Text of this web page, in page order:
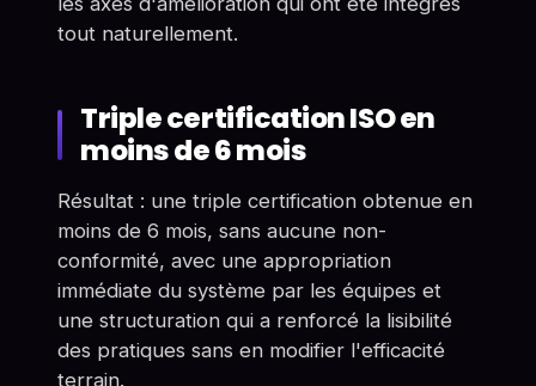
tout naturellement.
Triple certification ISO en
moins de 6 mois
Résultat : une triple certification obtenue en
moins de 6 mois, sans aucune non-
conformité, avec une appropriation
immédiate du système par les équipes et
une structuration qui a renforcé la lisibilité
des pratiques sans en modifier l'efficacité
terrain.